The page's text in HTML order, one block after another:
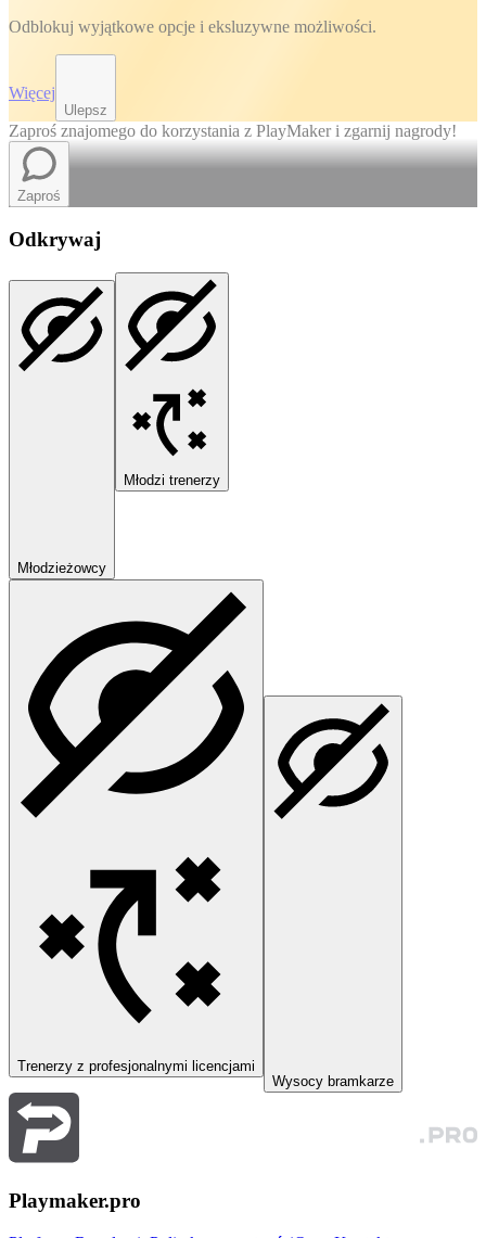
Odblokuj wyjątkowe opcje i eksluzywne możliwości.
Więcej
Ulepsz
Zaproś znajomego do korzystania z PlayMaker i zgarnij nagrody!
Zaproś
Odkrywaj
Młodzieżowcy
Młodzi trenerzy
Trenerzy z profesjonalnymi licencjami
Wysocy bramkarze
Playmaker.pro